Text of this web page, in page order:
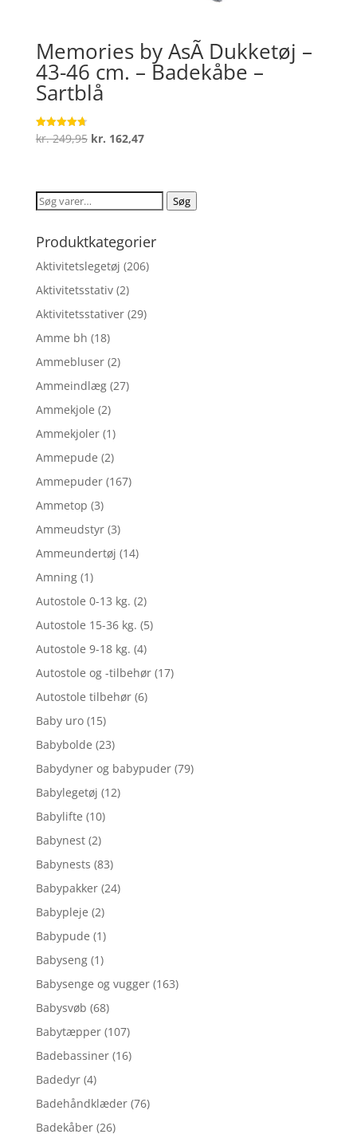
Memories by AsÃ­ Dukketøj –
43-46 cm. – Badekåbe –
Sartblå
Vurderet
4.7
kr.249,95 Den
var:
kr. 249,95.
kr. 162,47Den
er:
kr. 162,47.
Søg
Søg
Produktkategorier
Aktivitetslegetøj (206)
Aktivitetsstativ (2)
Aktivitetsstativer (29)
Amme bh (18)
Ammebluser (2)
Ammeindlæg (27)
Ammekjole (2)
Ammekjoler (1)
Ammepude (2)
Ammepuder (167)
Ammetop (3)
Ammeudstyr (3)
Ammeundertøj (14)
Amning (1)
Autostole 0-13 kg. (2)
Autostole 15-36 kg. (5)
Autostole 9-18 kg. (4)
Autostole og -tilbehør (17)
Autostole tilbehør (6)
Baby uro (15)
Babybolde (23)
Babydyner og babypuder (79)
Babylegetøj (12)
Babylifte (10)
Babynest (2)
Babynests (83)
Babypakker (24)
Babypleje (2)
Babypude (1)
Babyseng (1)
Babysenge og vugger (163)
Babysvøb (68)
Babytæpper (107)
Badebassiner (16)
Badedyr (4)
Badehåndklæder (76)
Badekåber (26)